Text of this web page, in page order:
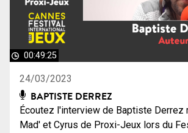
00:49:25
24/03/2023
BAPTISTE DERREZ
Écoutez l'interview de Baptiste Derrez
Mad' et Cyrus de Proxi-Jeux lors du